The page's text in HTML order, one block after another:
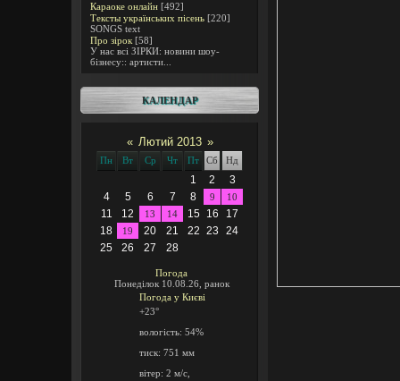
Караоке онлайн [492]
Тексты українських пісень [220]
SONGS text
Про зірок [58]
У нас всі ЗІРКИ: новини шоу-
бізнесу:: артисти...
КАЛЕНДАР
« Лютий 2013 »
Пн Вт Ср Чт Пт Сб Нд
1 2
3
4
5 6 7 8 9 10
11 12 13 14 15 16
17
18
19 20 21 22 23
24
25
26 27 28
Погода
Понеділок 10.08.26, ранок
Погода у Києві
+23°
вологість: 54%
тиск: 751 мм
вітер: 2 м/с,